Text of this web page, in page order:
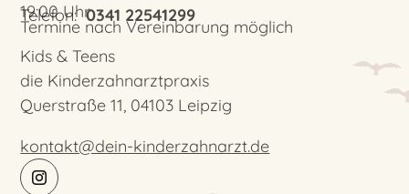
19:00 Uhr
Termine nach Vereinbarung möglich
Telefon:0341 22541299
Kids & Teens
die Kinderzahnarztpraxis
Querstraße 11, 04103 Leipzig
kontakt@dein-kinderzahnarzt.de